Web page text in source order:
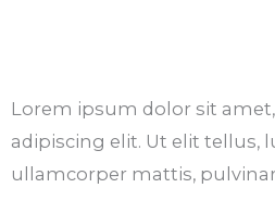
Lorem ipsum dolor sit
adipiscing elit. Ut elit tellus,
ullamcorper mattis,